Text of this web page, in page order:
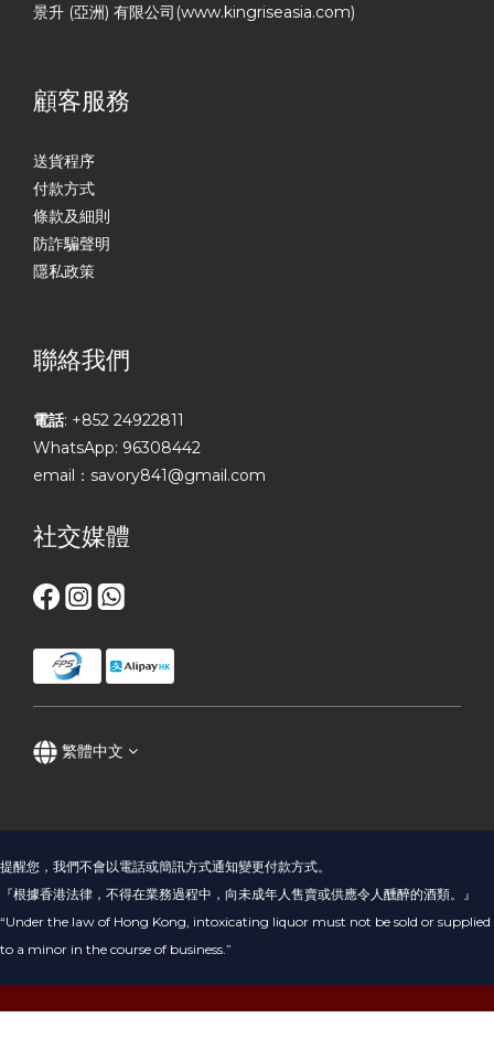
景升 (亞洲) 有限公司(www.kingriseasia.com)
顧客服務
送貨程序
付款方式
條款及細則
防詐騙聲明
隱私政策
聯絡我們
電話: +852 24922811
WhatsApp: 96308442
email：savory841@gmail.com
社交媒體
繁體中文
提醒您，我們不會以電話或簡訊方式通知變更付款方式。
『根據香港法律，不得在業務過程中，向未成年人售賣或供應令人醺醉的酒類。』
“Under the law of Hong Kong, intoxicating liquor must not be sold or supplied
to a minor in the course of business.”